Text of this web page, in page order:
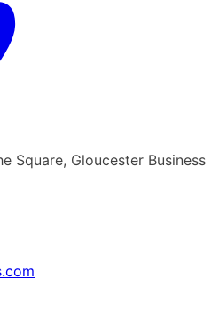
Square, Gloucester Business